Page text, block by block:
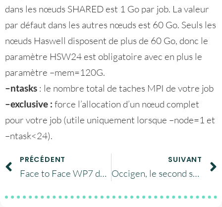
dans les nœuds SHARED est 1 Go par job. La valeur
par défaut dans les autres nœuds est 60 Go. Seuls les
nœuds Haswell disposent de plus de 60 Go, donc le
paramètre HSW24 est obligatoire avec en plus le
paramètre –mem=120G.
–ntasks : le nombre total de taches MPI de votre job
–exclusive : force l’allocation d’un nœud complet
pour votre job (utile uniquement lorsque –node=1 et
–ntask<24).
PRÉCÉDENT
Face to Face WP7 décembre 2016
SUIVANT
Occigen, le second souffle …